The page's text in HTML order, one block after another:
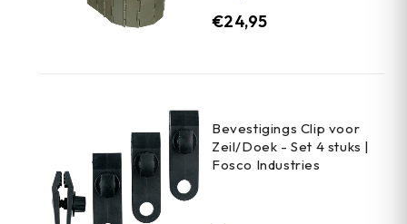
€24,95
Bevestigings Clip voor
Zeil/Doek - Set 4 stuks |
Fosco Industries